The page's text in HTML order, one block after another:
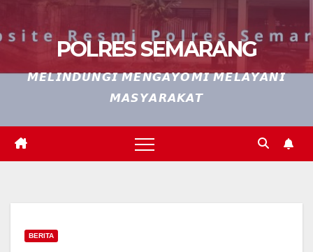
POLRES SEMARANG
𝙈𝙀𝙇𝙄𝙉𝘿𝙐𝙉𝙂𝙄 𝙈𝙀𝙉𝙂𝘼𝙔𝙊𝙈𝙄 𝙈𝙀𝙇𝘼𝙔𝘼𝙉𝙄
𝙈𝘼𝙎𝙔𝘼𝙍𝘼𝙆𝘼𝙏
BERITA